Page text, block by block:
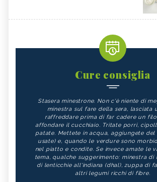
Cure consiglia
Stasera minestrone. Non c'è niente di
minestra sul fare della sera, lasciata
raffreddare prima di far cadere un
affondare il cucchiaio. Tritate porri,
patate. Mettete in acqua, aggiungete del
usate) e, quando le verdure sono
nel piatto e condite. Se invece amate le
tema, qualche suggerimento: minestra di
di lenticchie all'indiana (dhal), zuppa di
altri legumi ricchi di fibre.